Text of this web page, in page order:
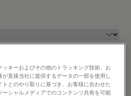
キーおよびその他のトラッキング技術、お
直接当社に提供するデータの一部を使用し
とのやり取りに基づき、お客様に合わせた
シャルメディアでのコンテンツ共有を可能